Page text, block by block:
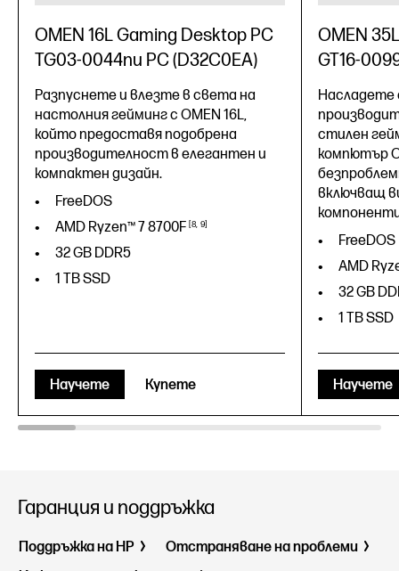
OMEN 16L Gaming Desktop PC
TG03-0044nu PC (D32C0EA)
Разпуснете и влезте в света на
настолния гейминг с OMEN 16L,
който предоставя подобрена
производителност в елегантен и
компактен дизайн.
FreeDOS
AMD Ryzen™ 78700F 8 9
32 GB DDR5
1 TB SSD
Научете Купете
OMEN
GT16-
Насладете
стилен
компютър
включващ
FreeDOS
AMD
32 GB
1 TB SSD
Научете
Гаранция и поддръжка
Поддръжка на HP
Отстраняване на проблеми